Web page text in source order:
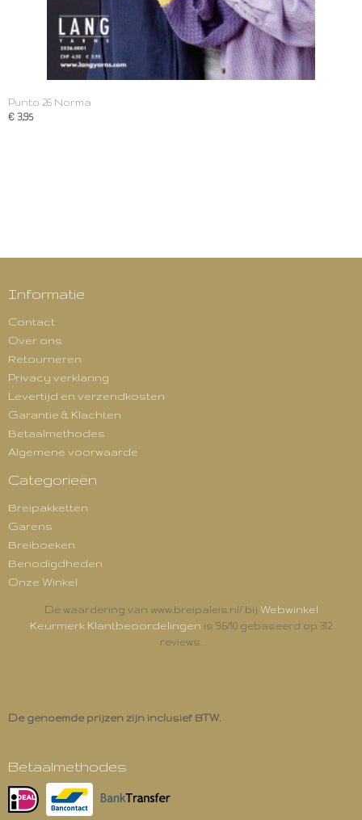
Punto 26 Norma
€ 3,95
Informatie
Contact
Over ons
Retourneren
Privacy verklaring
Levertijd en verzendkosten
Garantie & Klachten
Betaalmethodes
Algemene voorwaarde
Categorieën
Breipakketten
Garens
Breiboeken
Benodigdheden
Onze Winkel
De waardering van www.breipaleis.nl/ bij Webwinkel
Keurmerk Klantbeoordelingen is 9.6/10 gebaseerd op 312
reviews.
De genoemde prijzen zijn inclusief BTW.
Betaalmethodes